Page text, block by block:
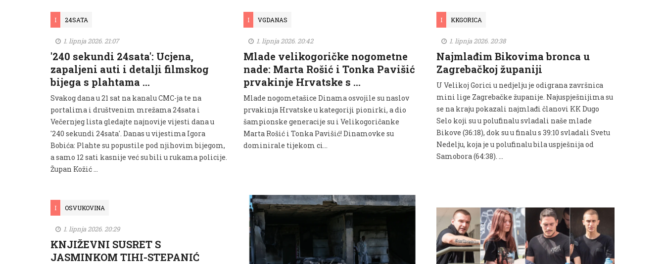
I 24SATA
1. lipnja 2026. 21:07
'240 sekundi 24sata': Ucjena,
zapaljeni auti i detalji filmskog
bijega s plahtama …
Svakog dana u 21 sat na kanalu CMC-ja te na
portalima i društvenim mrežama 24sata i
Večernjeg lista gledajte najnovije vijesti dana u
'240 sekundi 24sata'. Danas u vijestima Igora
Bobića: Plahte su popustile pod njihovim bijegom,
a samo 12 sati kasnije već su bili u rukama policije.
Župan Kožić …
I VGDANAS
1. lipnja 2026. 20:42
Mlade velikogoričke nogometne
nade: Marta Rošić i Tonka Pavišić
prvakinje Hrvatske s …
Mlade nogometašice Dinama osvojile su naslov
prvakinja Hrvatske u kategoriji pionirki, a dio
šampionske generacije su i Velikogoričanke
Marta Rošić i Tonka Pavišić! Dinamovke su
dominirale tijekom ci...
I KKGORICA
1. lipnja 2026. 20:38
Najmlađim Bikovima bronca u
Zagrebačkoj županiji
U Velikoj Gorici u nedjelju je odigrana završnica
mini lige Zagrebačke županije. Najuspješnijima su
se na kraju pokazali najmlađi članovi KK Dugo
Selo koji su u polufinalu svladali naše mlade
Bikove (36:18), dok su u finalu s 39:10 svladali Svetu
Nedelju, koja je u polufinalu bila uspješnija od
Samobora (64:38). …
I OSVUKOVINA
1. lipnja 2026. 20:29
KNJIŽEVNI SUSRET S
JASMINKOM TIHI-STEPANIĆ